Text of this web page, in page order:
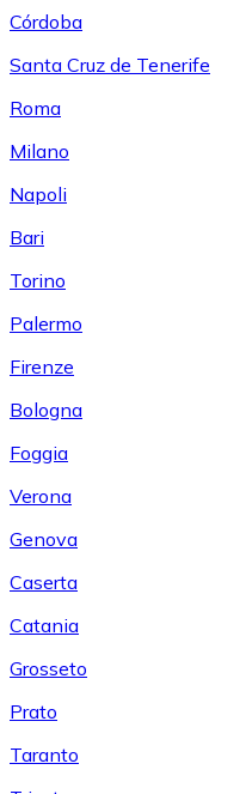
Córdoba
Santa Cruz de Tenerife
Roma
Milano
Napoli
Bari
Torino
Palermo
Firenze
Bologna
Foggia
Verona
Genova
Caserta
Catania
Grosseto
Prato
Taranto